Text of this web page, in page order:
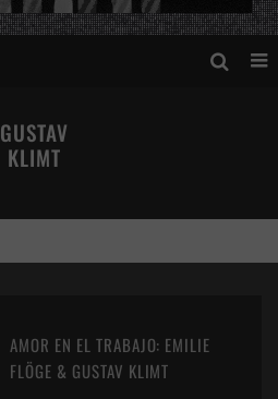
GUSTAV
KLIMT
AMOR EN EL TRABAJO: EMILIE
FLÖGE & GUSTAV KLIMT